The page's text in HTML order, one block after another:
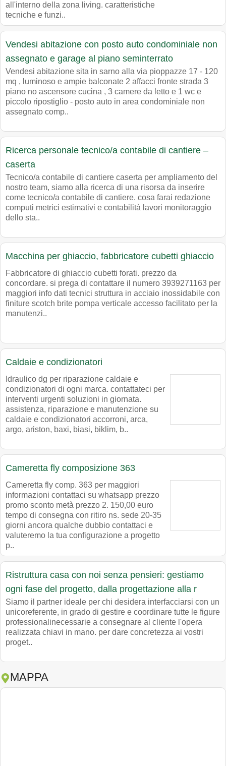
all'interno della zona living. caratteristiche
tecniche e funzi..
Vendesi abitazione con posto auto condominiale non
assegnato e garage al piano seminterrato
Vendesi abitazione sita in sarno alla via pioppazze 17 - 120
mq , luminoso e ampie balconate 2 affacci fronte strada 3
piano no ascensore cucina , 3 camere da letto e 1 wc e
piccolo ripostiglio - posto auto in area condominiale non
assegnato comp..
Ricerca personale tecnico/a contabile di cantiere –
caserta
Tecnico/a contabile di cantiere caserta per ampliamento del
nostro team, siamo alla ricerca di una risorsa da inserire
come tecnico/a contabile di cantiere. cosa farai redazione
computi metrici estimativi e contabilità lavori monitoraggio
dello sta..
Macchina per ghiaccio, fabbricatore cubetti ghiaccio
Fabbricatore di ghiaccio cubetti forati. prezzo da
concordare. si prega di contattare il numero 3939271163 per
maggiori info dati tecnici struttura in acciaio inossidabile con
finiture scotch brite pompa verticale accesso facilitato per la
manutenzi..
Caldaie e condizionatori
Idraulico dg per riparazione caldaie e
condizionatori di ogni marca. contattateci per
interventi urgenti soluzioni in giornata.
assistenza, riparazione e manutenzione su
caldaie e condizionatori accorroni, arca,
argo, ariston, baxi, biasi, biklim, b..
Cameretta fly composizione 363
Cameretta fly comp. 363 per maggiori
informazioni contattaci su whatsapp prezzo
promo sconto metà prezzo 2. 150,00 euro
tempo di consegna con ritiro ns. sede 20-35
giorni ancora qualche dubbio contattaci e
valuteremo la tua configurazione a progetto
p..
Ristruttura casa con noi senza pensieri: gestiamo
ogni fase del progetto, dalla progettazione alla r
Siamo il partner ideale per chi desidera interfacciarsi con un
unicoreferente, in grado di gestire e coordinare tutte le figure
professionalinecessarie a consegnare al cliente l'opera
realizzata chiavi in mano. per dare concretezza ai vostri
proget..
MAPPA